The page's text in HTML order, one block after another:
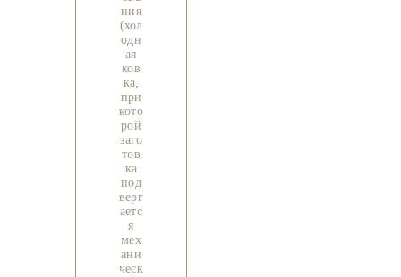
ния
(хол
одн
ая
ков
ка,
при
кото
рой
заго
тов
ка
под
верг
аетс
я
мех
ани
ческ